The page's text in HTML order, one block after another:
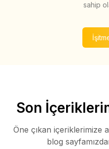
sahip
Son
Öne çıkan içeriklerimize
blog